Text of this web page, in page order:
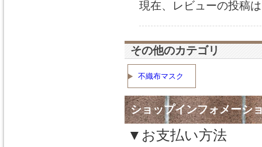
現在、レビューの投稿
その他のカテゴリ
不織布マスク
ショップインフォメーシ
▼お支払い方法